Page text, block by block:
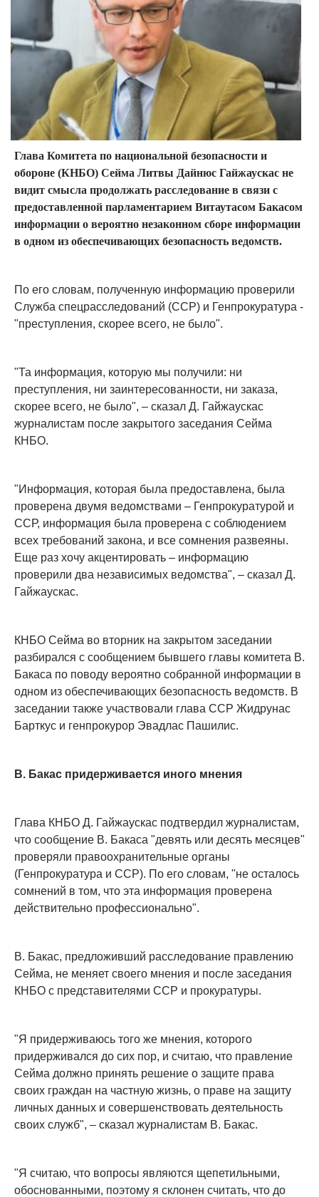
Глава Комитета по национальной безопасности и
обороне (КНБО) Сейма Литвы Дайнюс Гайжаускас не
видит смысла продолжать расследование в связи с
предоставленной парламентарием Витаутасом Бакасом
информации о вероятно незаконном сборе информации
в одном из обеспечивающих безопасность ведомств.
По его словам, полученную информацию проверили
Служба спецрасследований (ССР) и Генпрокуратура -
"преступления, скорее всего, не было".
"Та информация, которую мы получили: ни
преступления, ни заинтересованности, ни заказа,
скорее всего, не было", – сказал Д. Гайжаускас
журналистам после закрытого заседания Сейма
КНБО.
"Информация, которая была предоставлена, была
проверена двумя ведомствами – Генпрокуратурой и
ССР, информация была проверена с соблюдением
всех требований закона, и все сомнения развеяны.
Еще раз хочу акцентировать – информацию
проверили два независимых ведомства", – сказал Д.
Гайжаускас.
КНБО Сейма во вторник на закрытом заседании
разбирался с сообщением бывшего главы комитета В.
Бакаса по поводу вероятно собранной информации в
одном из обеспечивающих безопасность ведомств. В
заседании также участвовали глава ССР Жидрунас
Барткус и генпрокурор Эвадлас Пашилис.
В. Бакас придерживается иного мнения
Глава КНБО Д. Гайжаускас подтвердил журналистам,
что сообщение В. Бакаса "девять или десять месяцев"
проверяли правоохранительные органы
(Генпрокуратура и ССР). По его словам, "не осталось
сомнений в том, что эта информация проверена
действительно профессионально".
В. Бакас, предложивший расследование правлению
Сейма, не меняет своего мнения и после заседания
КНБО с представителями ССР и прокуратуры.
"Я придерживаюсь того же мнения, которого
придерживался до сих пор, и считаю, что правление
Сейма должно принять решение о защите права
своих граждан на частную жизнь, о праве на защиту
личных данных и совершенствовать деятельность
своих служб", – сказал журналистам В. Бакас.
"Я считаю, что вопросы являются щепетильными,
обоснованными, поэтому я склонен считать, что до